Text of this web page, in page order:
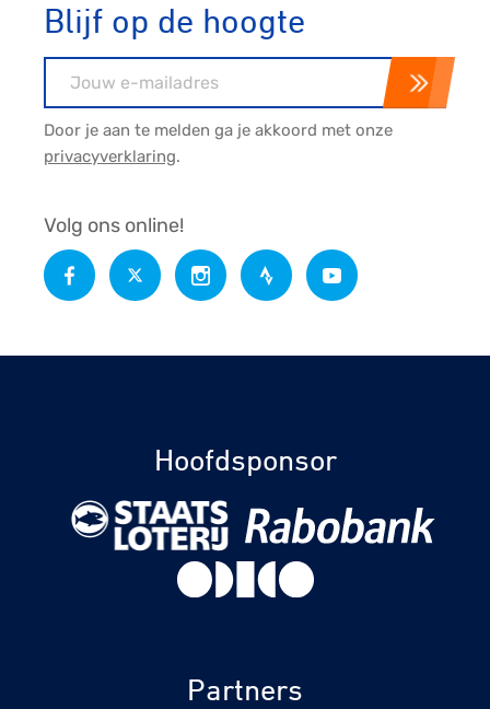
Blijf op de hoogte
Door je aan te melden ga je akkoord met onze
privacyverklaring.
Volg ons online!
Hoofdsponsor
Partners